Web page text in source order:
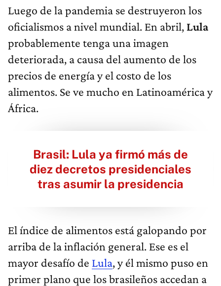
Luego de la pandemia se destruyeron los
oficialismos a nivel mundial. En abril, Lula
probablemente tenga una imagen
deteriorada, a causa del aumento de los
precios de energía y el costo de los
alimentos. Se ve mucho en Latinoamérica y
África.
Brasil: Lula ya firmó más de
diez decretos presidenciales
tras asumir la presidencia
El índice de alimentos está galopando por
arriba de la inflación general. Ese es el
mayor desafío de Lula, y él mismo puso en
primer plano que los brasileños accedan a